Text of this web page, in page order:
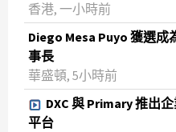
香港, 一小時前
Diego Mesa Puyo 獲選成
事長
華盛頓, 5小時前
DXC 與 Primary 推出
平台